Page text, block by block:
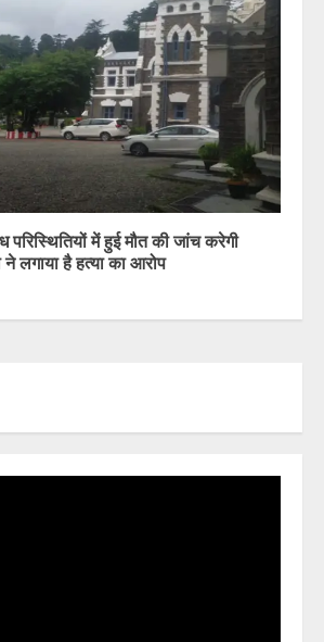
परिस्थितियों में हुई मौत की जांच करेगी
ने लगाया है हत्या का आरोप